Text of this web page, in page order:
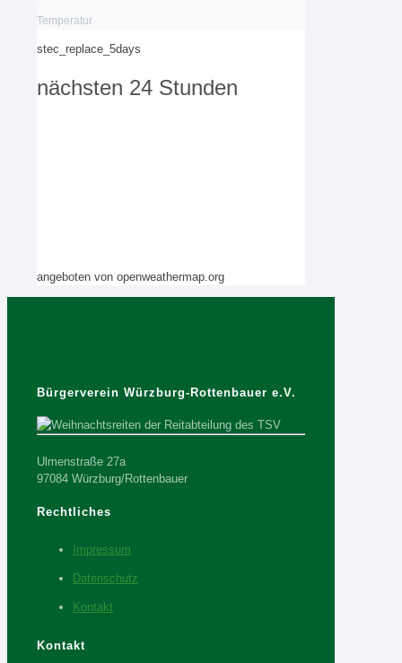
Temperatur
stec_replace_5days
nächsten 24 Stunden
angeboten von openweathermap.org
Bürgerverein Würzburg-Rottenbauer e.V.
Ulmenstraße 27a
97084 Würzburg/Rottenbauer
Rechtliches
Impressum
Datenschutz
Kontakt
Kontakt